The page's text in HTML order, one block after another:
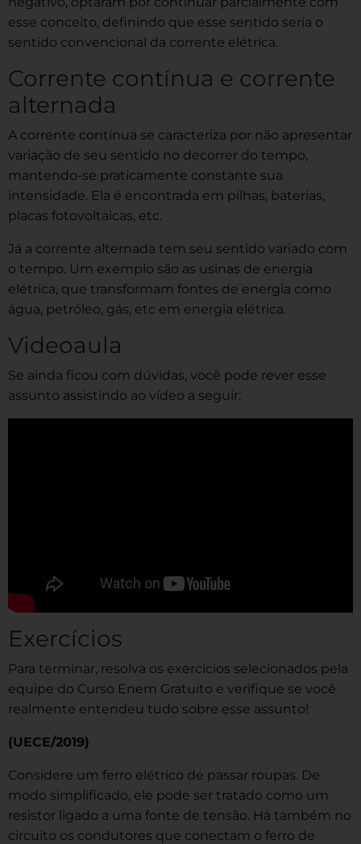
esse conceito, definindo que esse sentido seria o
sentido convencional da corrente elétrica.
Corrente contínua e corrente
alternada
A corrente contínua se caracteriza por não apresentar
variação de seu sentido no decorrer do tempo,
mantendo-se praticamente constante sua
intensidade. Ela é encontrada em pilhas, baterias,
placas fotovoltaicas, etc.
Já a corrente alternada tem seu sentido variado com
o tempo. Um exemplo são as usinas de energia
elétrica, que transformam fontes de energia como
água, petróleo, gás, etc em energia elétrica.
Videoaula
Se ainda ficou com dúvidas, você pode rever esse
assunto assistindo ao vídeo a seguir:
Exercícios
Para terminar, resolva os exercícios selecionados pela
equipe do Curso Enem Gratuito e verifique se você
realmente entendeu tudo sobre esse assunto!
(UECE/2019)
Considere um ferro elétrico de passar roupas. De
modo simplificado, ele pode ser tratado como um
resistor ligado a uma fonte de tensão. Há também no
circuito os condutores que conectam o ferro de